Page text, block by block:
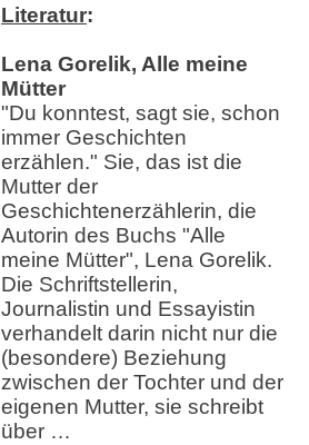
Literatur:
Lena Gorelik, Alle meine
Mütter
"Du konntest, sagt sie, schon
immer Geschichten
erzählen." Sie, das ist die
Mutter der
Geschichtenerzählerin, die
Autorin des Buchs "Alle
meine Mütter", Lena Gorelik.
Die Schriftstellerin,
Journalistin und Essayistin
verhandelt darin nicht nur die
(besondere) Beziehung
zwischen der Tochter und der
eigenen Mutter, sie schreibt
über …